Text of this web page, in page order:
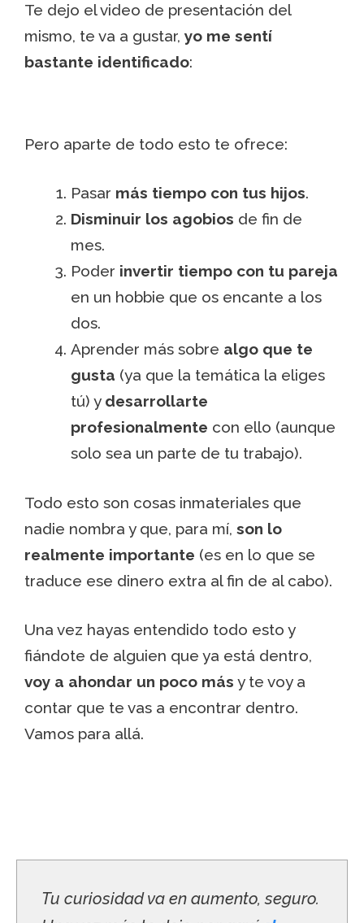
Te dejo el video de presentación del
mismo, te va a gustar, yo me sentí
bastante identificado:
Pero aparte de todo esto te ofrece:
Pasar más tiempo con tus hijos.
Disminuir los agobios de fin de
mes.
Poder invertir tiempo con tu pareja
en un hobbie que os encante a los
dos.
Aprender más sobre algo que te
gusta (ya que la temática la eliges
tú) y desarrollarte
profesionalmente con ello (aunque
solo sea un parte de tu trabajo).
Todo esto son cosas inmateriales que
nadie nombra y que, para mí, son lo
realmente importante (es en lo que se
traduce ese dinero extra al fin de al cabo).
Una vez hayas entendido todo esto y
fiándote de alguien que ya está dentro,
voy a ahondar un poco más y te voy a
contar que te vas a encontrar dentro.
Vamos para allá.
Tu curiosidad va en aumento, seguro.